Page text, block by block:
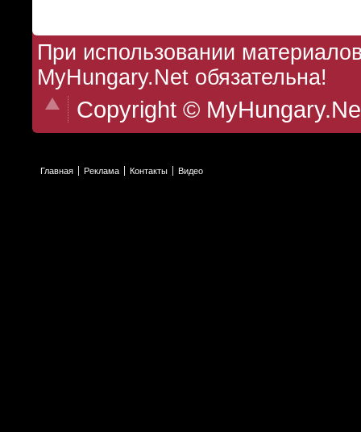
При использовании
MyHungary.Net обязательна!
Copyright ©
Главная Реклама Контакты Видео